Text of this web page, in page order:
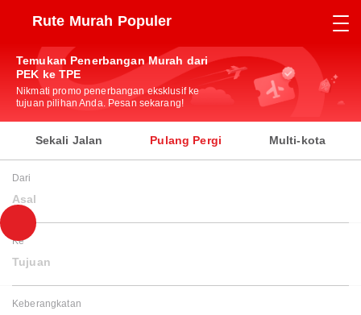
Rute Murah Populer
Temukan Penerbangan Murah dari
PEK ke TPE
Nikmati promo penerbangan eksklusif ke
tujuan pilihan Anda. Pesan sekarang!
Sekali Jalan Pulang Pergi Multi-kota
Dari
Asal
Ke
Tujuan
Keberangkatan